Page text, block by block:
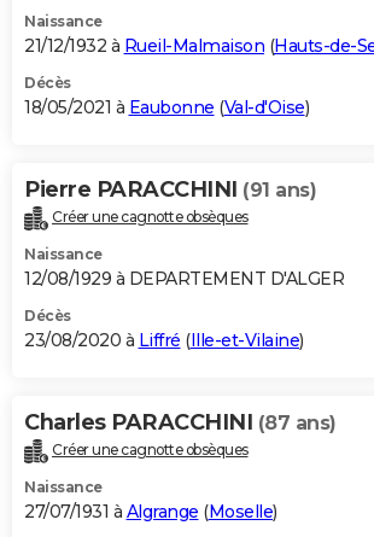
Naissance
21/12/1932 à Rueil-Malmaison (Hauts-de-
Décès
18/05/2021 à Eaubonne (Val-d'Oise)
Pierre PARACCHINI (91 ans)
Créer une cagnotte obsèques
Naissance
12/08/1929 à DEPARTEMENT D'ALGER
Décès
23/08/2020 à Liffré (Ille-et-Vilaine)
Charles PARACCHINI (87 ans)
Créer une cagnotte obsèques
Naissance
27/07/1931 à Algrange (Moselle)